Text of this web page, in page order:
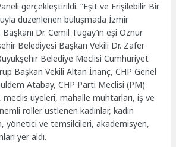
gerçekleştirildi. “Eşit ve Erişilebilir Bir
düzenlenen buluşmada İzmir
Dr. Cemil Tugay’ın eşi Öznur
Belediyesi Başkan Vekili Dr. Zafer
Belediye Meclisi Cumhuriyet
Başkan Vekili Altan İnanç, CHP Genel
Atabay, CHP Parti Meclisi (PM)
meclis üyeleri, mahalle muhtarları, iş ve
roller üstlenen kadınlar, kadın
yönetici ve temsilcileri, akademisyen,
yer aldı.